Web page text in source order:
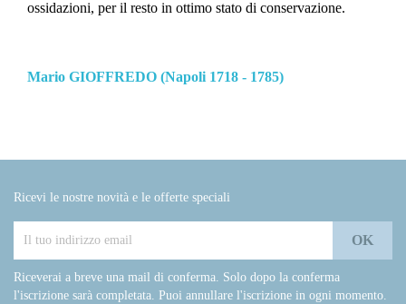
ossidazioni, per il resto in ottimo stato di conservazione.
Mario GIOFFREDO (Napoli 1718 - 1785)
Ricevi le nostre novità e le offerte speciali
Riceverai a breve una mail di conferma. Solo dopo la conferma
l'iscrizione sarà completata. Puoi annullare l'iscrizione in ogni momento.